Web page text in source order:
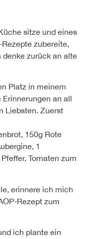
sitze und eines
zubereite,
zurück an alte
Platz in meinem
an all
Liebsten. Zuerst
150g Rote
1
Tomaten zum
erinnere ich mich
Rezept zum
ich plante ein